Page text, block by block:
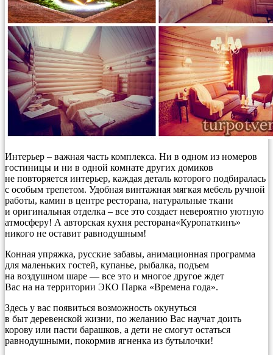
Интерьер – важная часть комплекса. Ни в одном из номеров
гостиницы и ни в одной комнате других домиков
не повторяется интерьер, каждая деталь которого подбиралась
с особым трепетом. Удобная винтажная мягкая мебель ручной
работы, камин в центре ресторана, натуральные ткани
и оригинальная отделка – все это создает невероятно уютную
атмосферу! А авторская кухня ресторана«Куропаткинъ»
никого не оставит равнодушным!
Конная упряжка, русские забавы, анимационная программа
для маленьких гостей, купанье, рыбалка, подъем
на воздушном шаре — все это и многое другое ждет
Вас на на территории ЭКО Парка «Времена года».
Здесь у вас появиться возможность окунуться
в быт деревенской жизни, по желанию Вас научат доить
корову или пасти барашков, а дети не смогут остаться
равнодушными, покормив ягненка из бутылочки!